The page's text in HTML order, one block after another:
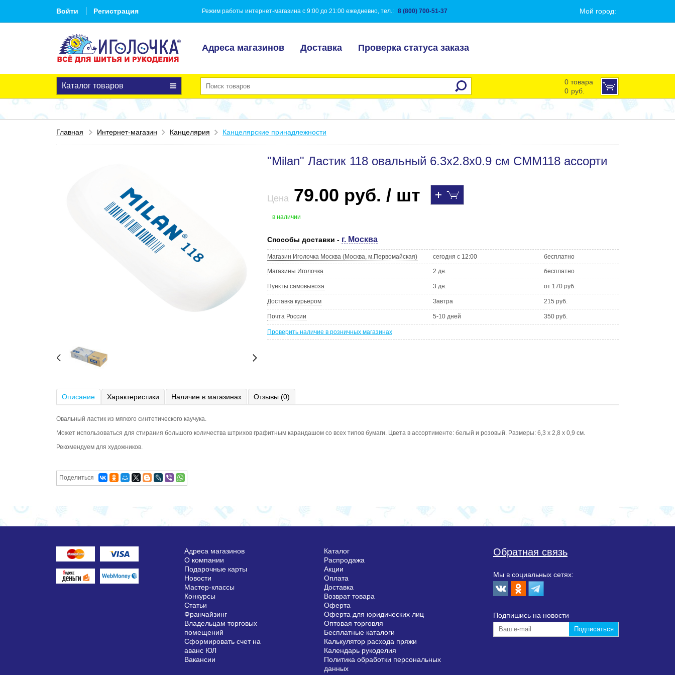
Войти Регистрация Режим работы интернет-магазина с 9:00 до 21:00 ежедневно, тел.: 8 (800) 700-51-37 Мой город:
Адреса магазинов Доставка Проверка статуса заказа
Каталог товаров
0 товара
0 руб.
Главная Интернет-магазин Канцелярия Канцелярские принадлежности
"Milan" Ластик 118 овальный 6.3х2.8х0.9 см CMM118 ассорти
Цена 79.00 руб. / шт
в наличии
Способы доставки - г. Москва
Магазин Иголочка Москва (Москва, м.Первомайская) сегодня с 12:00 бесплатно
Магазины Иголочка 2 дн. бесплатно
Пункты самовывоза 3 дн. от 170 руб.
Доставка курьером Завтра 215 руб.
Почта России 5-10 дней 350 руб.
Проверить наличие в розничных магазинах
Описание Характеристики Наличие в магазинах Отзывы (0)
Овальный ластик из мягкого синтетического каучука.
Может использоваться для стирания большого количества штрихов графитным карандашом со всех типов бумаги. Цвета в ассортименте: белый и розовый. Размеры: 6,3 х 2,8 х 0,9 см.
Рекомендуем для художников.
Поделиться
Адреса магазинов
О компании
Подарочные карты
Новости
Мастер-классы
Конкурсы
Статьи
Франчайзинг
Владельцам торговых
помещений
Сформировать счет на
аванс ЮЛ
Вакансии
Каталог
Распродажа
Акции
Оплата
Доставка
Возврат товара
Оферта
Оферта для юридических лиц
Оптовая торговля
Бесплатные каталоги
Калькулятор расхода пряжи
Календарь рукоделия
Политика обработки персональных
данных
Обратная связь
Мы в социальных сетях:
Подпишиcь на новости